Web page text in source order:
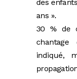
des
ans ».
30 % de
indiqué,